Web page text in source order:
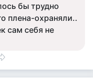
бы трудно
плена-охраняли..
сам себя не